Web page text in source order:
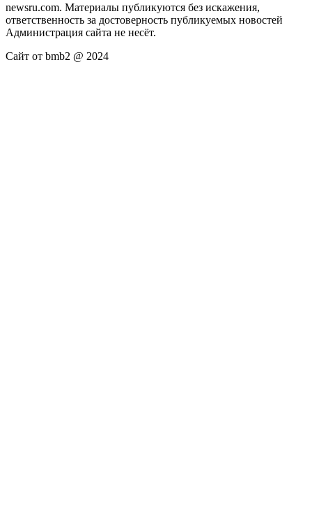
newsru.com. Материалы публикуются без искажения,
ответственность за достоверность публикуемых новостей
Администрация сайта не несёт.
Сайт от bmb2 @ 2024